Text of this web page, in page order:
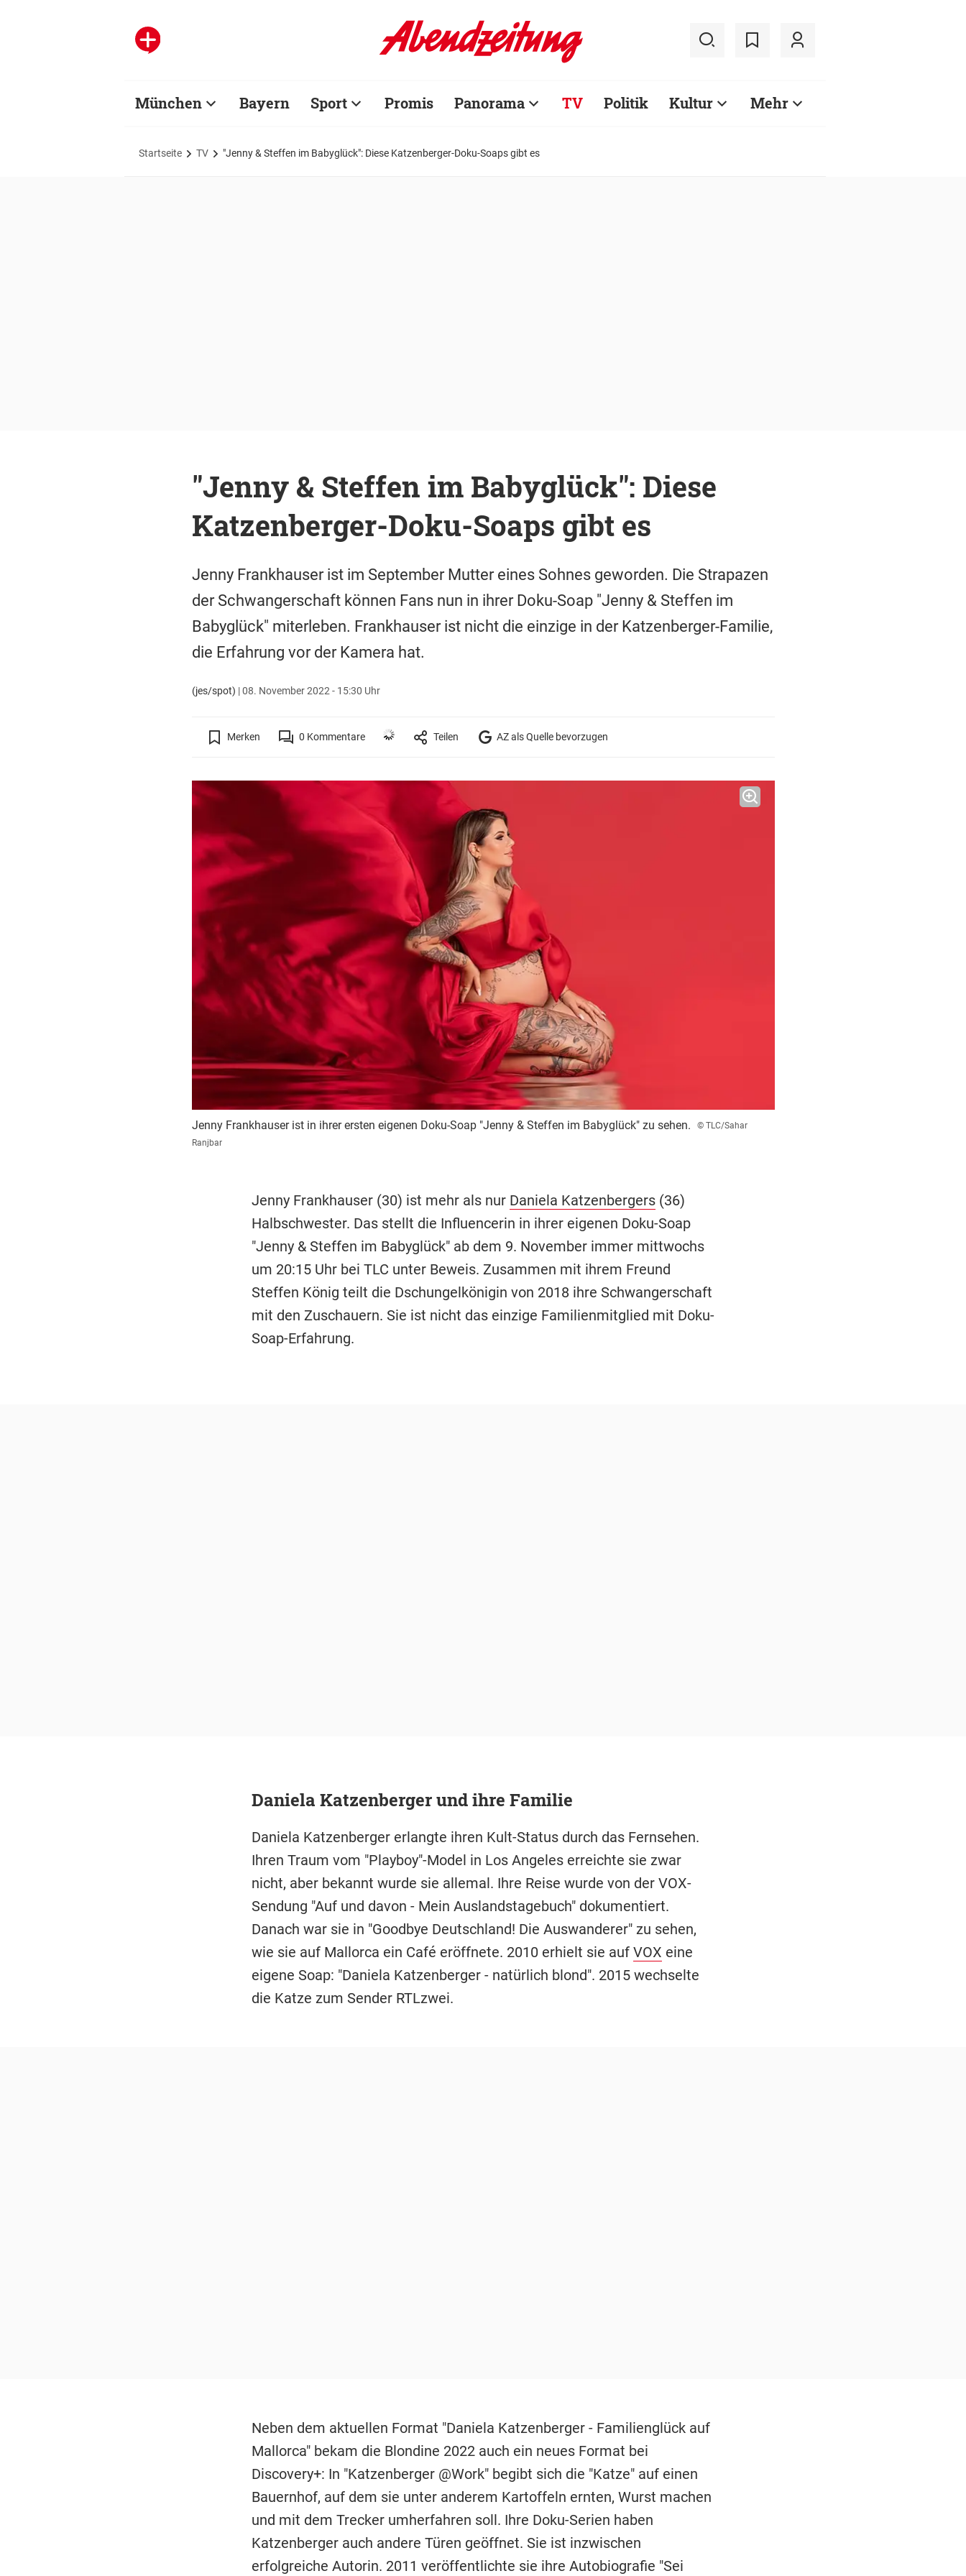
München Bayern Sport Promis Panorama TV Politik Kultur Mehr
Startseite TV "Jenny & Steffen im Babyglück": Diese Katzenberger-Doku-Soaps gibt es
"Jenny & Steffen im Babyglück": Diese
Katzenberger-Doku-Soaps gibt es
Jenny Frankhauser ist im September Mutter eines Sohnes geworden. Die Strapazen
der Schwangerschaft können Fans nun in ihrer Doku-Soap "Jenny & Steffen im
Babyglück" miterleben. Frankhauser ist nicht die einzige in der Katzenberger-Familie,
die Erfahrung vor der Kamera hat.
(jes/spot) |08. November 2022 - 15:30 Uhr
Merken 0 Kommentare Teilen AZ als Quelle bevorzugen
Jenny Frankhauser ist in ihrer ersten eigenen Doku-Soap "Jenny & Steffen im Babyglück" zu sehen.
© TLC/Sahar
Ranjbar
Jenny Frankhauser (30) ist mehr als nur Daniela Katzenbergers(36)
Halbschwester. Das stellt die Influencerin in ihrer eigenen Doku-Soap
"Jenny & Steffen im Babyglück" ab dem 9. November immer mittwochs
um 20:15 Uhr bei TLC unter Beweis. Zusammen mit ihrem Freund
Steffen König teilt die Dschungelkönigin von 2018 ihre Schwangerschaft
mit den Zuschauern. Sie ist nicht das einzige Familienmitglied mit Doku-
Soap-Erfahrung.
Daniela Katzenberger und ihre Familie
Daniela Katzenberger erlangte ihren Kult-Status durch das Fernsehen.
Ihren Traum vom "Playboy"-Model in Los Angeles erreichte sie zwar
nicht, aber bekannt wurde sie allemal. Ihre Reise wurde von der VOX-
Sendung "Auf und davon - Mein Auslandstagebuch" dokumentiert.
Danach war sie in "Goodbye Deutschland! Die Auswanderer" zu sehen,
wie sie auf Mallorca ein Café eröffnete. 2010 erhielt sie auf VOX eine
eigene Soap: "Daniela Katzenberger - natürlich blond". 2015 wechselte
die Katze zum Sender RTLzwei.
Neben dem aktuellen Format "Daniela Katzenberger - Familienglück auf
Mallorca" bekam die Blondine 2022 auch ein neues Format bei
Discovery+: In "Katzenberger @Work" begibt sich die "Katze" auf einen
Bauernhof, auf dem sie unter anderem Kartoffeln ernten, Wurst machen
und mit dem Trecker umherfahren soll. Ihre Doku-Serien haben
Katzenberger auch andere Türen geöffnet. Sie ist inzwischen
erfolgreiche Autorin. 2011 veröffentlichte sie ihre Autobiografie "Sei